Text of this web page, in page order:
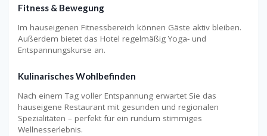
Fitness & Bewegung
Im hauseigenen Fitnessbereich können Gäste aktiv bleiben.
Außerdem bietet das Hotel regelmäßig Yoga- und
Entspannungskurse an.
Kulinarisches Wohlbefinden
Nach einem Tag voller Entspannung erwartet Sie das
hauseigene Restaurant mit gesunden und regionalen
Spezialitäten – perfekt für ein rundum stimmiges
Wellnesserlebnis.